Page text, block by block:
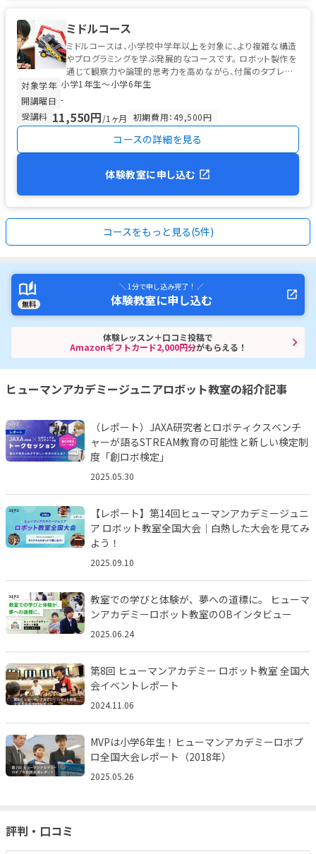
ミドルコース
ミドルコースは、小学校中学年以上を対象に、より複雑な構造
やプログラミングを学ぶ発展的なコースです。 ロボット製作を
通じて観察力や論理的思考力を高めながら、付属のタブレット
を使った初歩的なプログ...
対象学年 小学1年生〜小学6年生
開講曜日 -
受講料 11,550円/1ヶ月 初期費用：49,500円
コースの詳細を見る
体験教室に申し込む
コースをもっと見る(5件)
無料
＼ 1分で申し込み完了！ ／
体験教室に申し込む
体験レッスン＋口コミ投稿で
Amazonギフトカード2,000円分がもらえる！
ヒューマンアカデミージュニアロボット教室の紹介記事
（レポート）JAXA研究者とロボティクスベンチ
ャーが語るSTREAM教育の可能性と新しい検定制
度「創ロボ検定」
2025.05.30
【レポート】第14回ヒューマンアカデミージュニ
ア ロボット教室全国大会｜白熱した大会を見てみ
よう！
2025.09.10
教室での学びと体験が、夢への道標に。 ヒューマ
ンアカデミーロボット教室のOBインタビュー
2025.06.24
第8回 ヒューマンアカデミー ロボット教室 全国大
会イベントレポート
2024.11.06
MVPは小学6年生！ヒューマンアカデミーロボプ
ロ全国大会レポート（2018年）
2025.05.26
評判・口コミ